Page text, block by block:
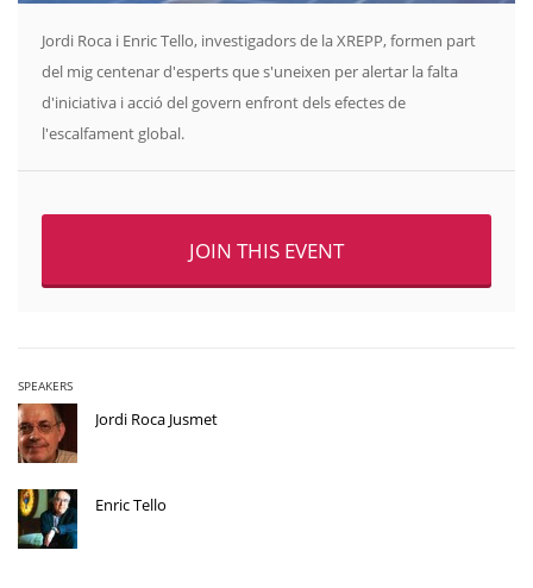
Jordi Roca i Enric Tello, investigadors de la XREPP, formen part
del mig centenar d'esperts que s'uneixen per alertar la falta
d'iniciativa i acció del govern enfront dels efectes de
l'escalfament global.
JOIN THIS EVENT
SPEAKERS
Jordi Roca Jusmet
Enric Tello